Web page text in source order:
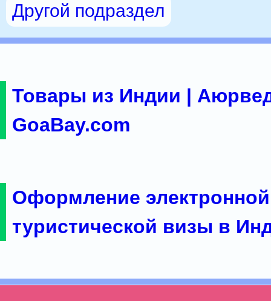
Другой подраздел
Товары из Индии |
GoaBay.com
Оформление электронной
туристической визы в